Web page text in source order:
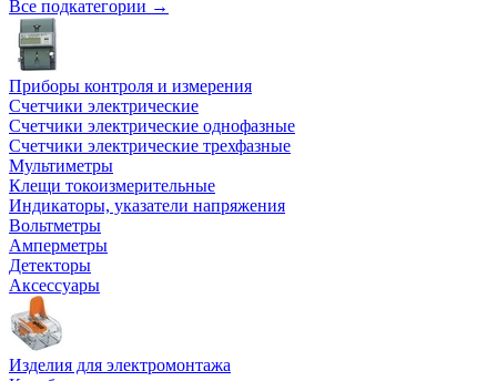
Все подкатегории →
Приборы контроля и измерения
Счетчики электрические
Счетчики электрические однофазные
Счетчики электрические трехфазные
Мультиметры
Клещи токоизмерительные
Индикаторы, указатели напряжения
Вольтметры
Амперметры
Детекторы
Аксессуары
Изделия для электромонтажа